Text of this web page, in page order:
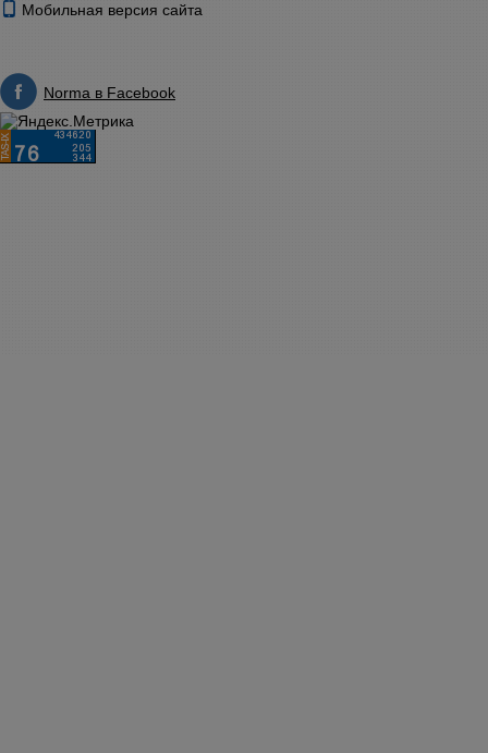
Мобильная версия сайта
Norma в Facebook